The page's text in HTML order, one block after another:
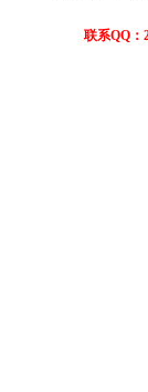
联系QQ：